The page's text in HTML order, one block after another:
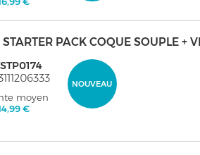
PACK COQUE SOUPLE +
NOUVEAU
moyen
€